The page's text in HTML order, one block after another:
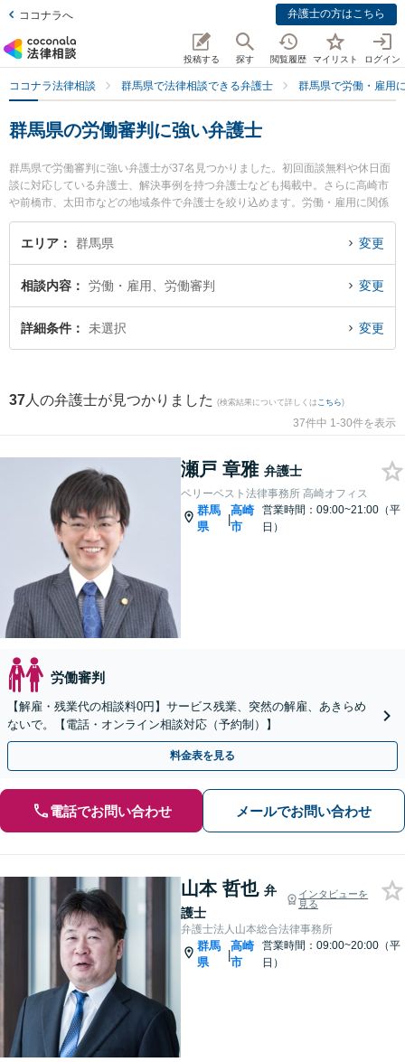
ココナラへ 弁護士の方はこちら
投稿する 探す 閲覧履歴 マイリスト ログイン
ココナラ法律相談 群馬県で法律相談できる弁護士 群馬県で労働・雇用
群馬県の労働審判に強い弁護士
群馬県で労働審判に強い弁護士が37名見つかりました。初回面談無料や休日面
談に対応している弁護士、解決事例を持つ弁護士なども掲載中。さらに高崎市
や前橋市、太田市などの地域条件で弁護士を絞り込めます。労働・雇用に関係
する不当解雇や退職勧奨、内定取消等の細かな分野での絞り込み検索もでき便
利です。特にベリーベスト法律事務所 高崎オフィスの瀬戸 章雅弁護士や弁護士
れています。『群馬県で土日や夜間に発生した労働審判のトラブルを今すぐに
弁護士に相談したい』『労働審判のトラブル解決の実績豊富な近くの弁護士を
検索したい』『初回相談無料で労働審判を法律相談できる群馬県内の弁護士に
エリア 群馬県 変更
相談内容 労働・雇用、労働審判 変更
詳細条件 未選択 変更
37 人の弁護士が見つかりました (検索結果について詳しくは こちら)
37件中 1-30件を表示
瀬戸 章雅 弁護士
ベリーベスト法律事務所 高崎オフィス
群馬
県
|
高崎
市
営業時間：09:00~21:00（平
日）
労働審判
【解雇・残業代の相談料0円】サービス残業、突然の解雇、あきらめ
ないで。【電話・オンライン相談対応（予約制）】
料金表を見る
電話でお問い合わせ メールでお問い合わせ
山本 哲也 弁
護士
インタビューを
見る
弁護士法人山本総合法律事務所
群馬
県
|
高崎
市
営業時間：09:00~20:00（平
日）